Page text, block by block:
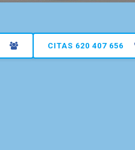
CITAS 620 407 656